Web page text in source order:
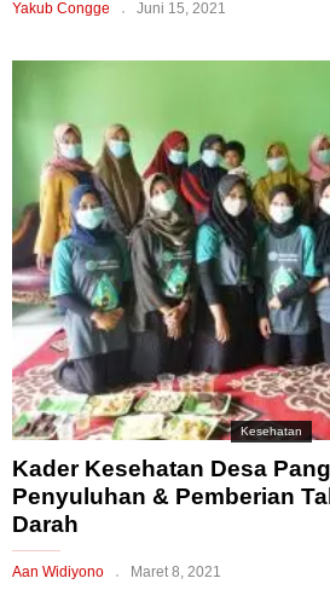
Yakub Congge Juni 15, 2021
Kesehatan
Kader Kesehatan Desa
Penyuluhan & Pemberian
Darah
Aan Widiyono Maret 8, 2021